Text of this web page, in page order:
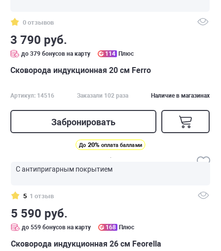
0 отзывов
3 790 руб.
до 379 бонусов на карту 114 Плюс
Сковорода индукционная 20 см Ferro
Артикул: 14516 Заказали 102 раза Наличие в магазинах
Забронировать
До 20% оплата баллами
С антипригарным покрытием
5 1 отзыв
5 590 руб.
до 559 бонусов на карту 168 Плюс
Сковорода индукционная 26 см Feorella